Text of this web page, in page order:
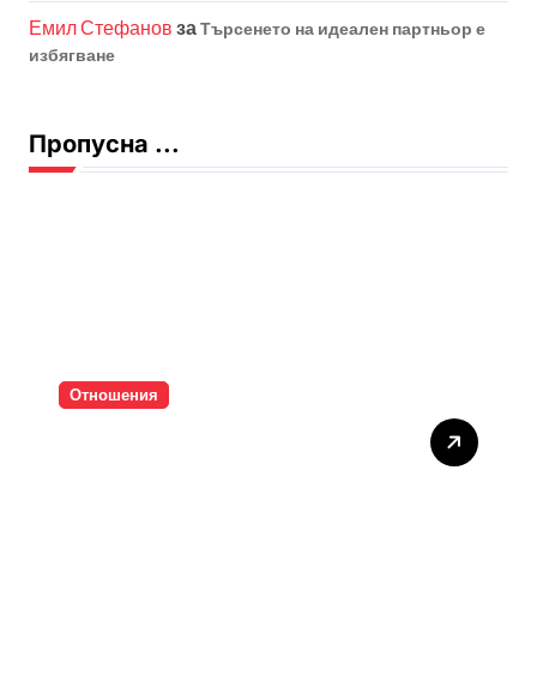
Емил Стефанов заТърсенето на идеален партньор е
избягване
Пропусна ...
Отношения